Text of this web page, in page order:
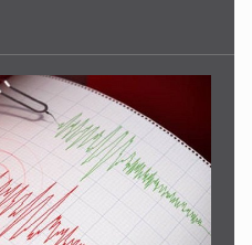
bağlı - Daha bir açıqlama